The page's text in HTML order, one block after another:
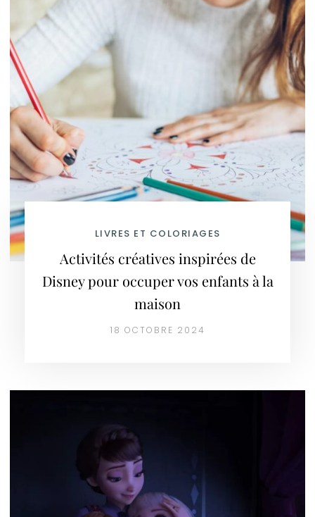
LIVRES ET COLORIAGES
Activités créatives inspirées de
Disney pour occuper vos enfants à la
maison
18 OCTOBRE 2024